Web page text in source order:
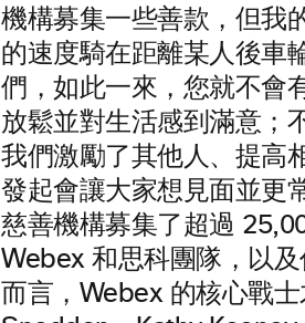
機構募集一些善款，但我
的速度騎在距離某人後車
們，如此一來，您就不會
放鬆並對生活感到滿意；
我們激勵了其他人、提高
發起會讓大家想見面並更
慈善機構募集了超過
Webex 和思科團隊，以
而言，Webex 的核心戰